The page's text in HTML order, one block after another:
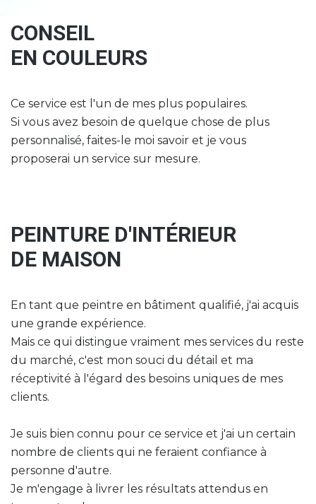
CONSEIL
EN COULEURS
Ce service est l'un de mes plus populaires.
Si vous avez besoin de quelque chose de plus
personnalisé, faites-le moi savoir et je vous
proposerai un service sur mesure.
PEINTURE D'INTÉRIEUR
DE MAISON
En tant que peintre en bâtiment qualifié, j'ai acquis
une grande expérience.
Mais ce qui distingue vraiment mes services du reste
du marché, c'est mon souci du détail et ma
réceptivité à l'égard des besoins uniques de mes
clients.
Je suis bien connu pour ce service et j'ai un certain
nombre de clients qui ne feraient confiance à
personne d'autre.
Je m'engage à livrer les résultats attendus en